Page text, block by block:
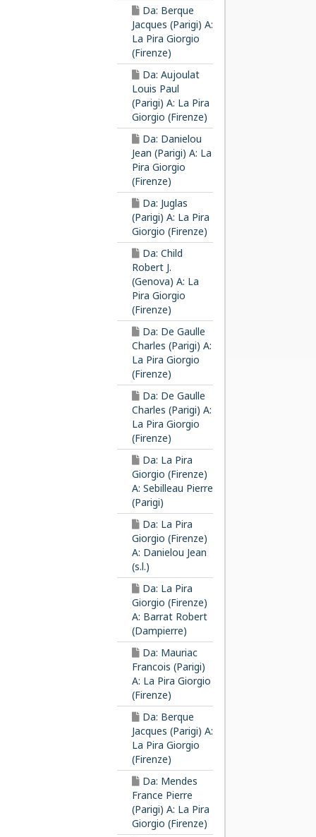
Da: Berque
Jacques (Parigi) A:
La Pira Giorgio
(Firenze)
Da: Aujoulat
Louis Paul
(Parigi) A: La Pira
Giorgio (Firenze)
Da: Danielou
Jean (Parigi) A: La
Pira Giorgio
(Firenze)
Da: Juglas
(Parigi) A: La Pira
Giorgio (Firenze)
Da: Child
Robert J.
(Genova) A: La
Pira Giorgio
(Firenze)
Da: De Gaulle
Charles (Parigi) A:
La Pira Giorgio
(Firenze)
Da: De Gaulle
Charles (Parigi) A:
La Pira Giorgio
(Firenze)
Da: La Pira
Giorgio (Firenze)
A: Sebilleau Pierre
(Parigi)
Da: La Pira
Giorgio (Firenze)
A: Danielou Jean
(s.l.)
Da: La Pira
Giorgio (Firenze)
A: Barrat Robert
(Dampierre)
Da: Mauriac
Francois (Parigi)
A: La Pira Giorgio
(Firenze)
Da: Berque
Jacques (Parigi) A:
La Pira Giorgio
(Firenze)
Da: Mendes
France Pierre
(Parigi) A: La Pira
Giorgio (Firenze)